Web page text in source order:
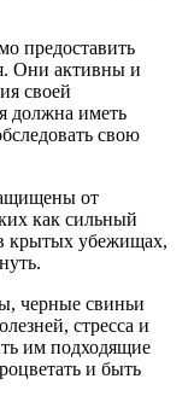
предоставить
Они активны и
своей
должна иметь
свою
от
как сильный
крытых убежищах,
черные свиньи
стресса и
им подходящие
и быть